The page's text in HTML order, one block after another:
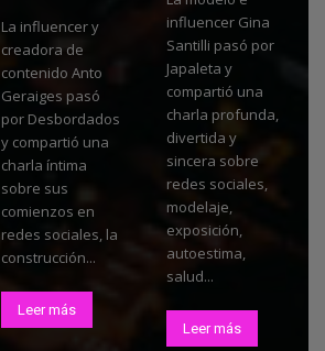
La influencer y
creadora de
contenido Anto
Geraiges pasó
por Desbordados
y compartió una
charla íntima
sobre sus
comienzos en
redes sociales, la
construcción...
Leer más
influencer Gina
Santilli pasó por
Japaleta y
compartió una
charla profunda,
divertida y
sincera sobre
redes sociales,
modelaje,
exposición,
autoestima,
salud...
Leer más